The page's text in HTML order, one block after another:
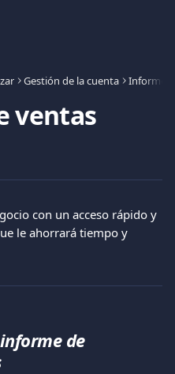
Gestión de la cuenta Informes
ventas
con un acceso rápido y
le ahorrará tiempo y
de